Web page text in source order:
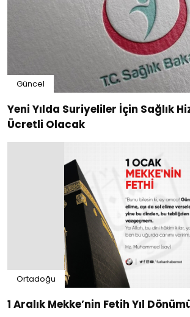
Güncel
Yeni Yılda Suriyeliler İçin Sağlık
Ücretli Olacak
Ortadoğu
1 Aralık Mekke’nin Fetih Yıl